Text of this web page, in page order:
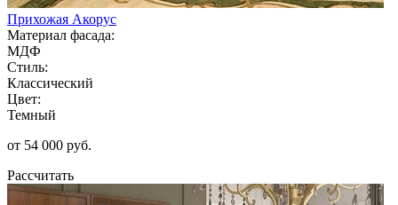
Прихожая Акорус
Материал фасада:
МДФ
Стиль:
Классический
Цвет:
Темный
от 54 000 руб.
Рассчитать